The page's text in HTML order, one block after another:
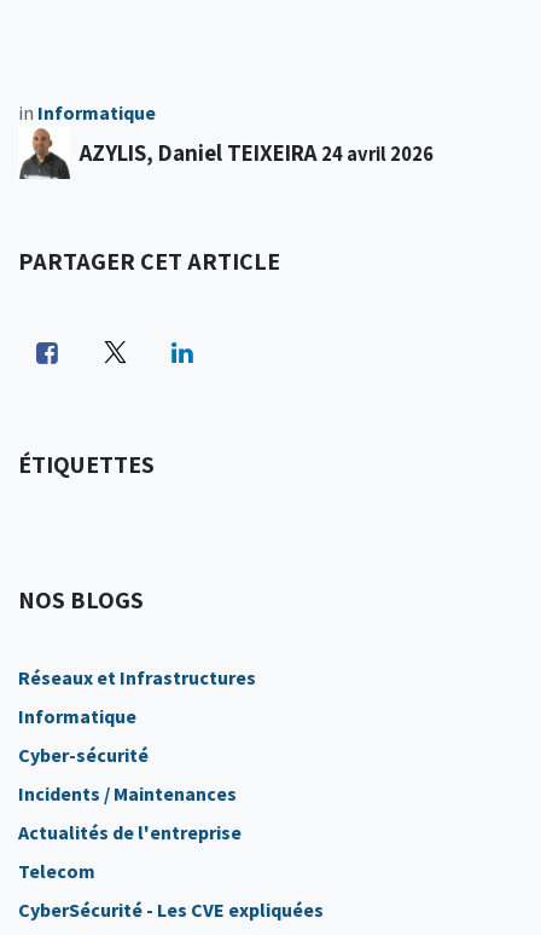
in Informatique
AZYLIS, Daniel TEIXEIRA 24 avril 2026
PARTAGER CET ARTICLE
ÉTIQUETTES
NOS BLOGS
Réseaux et Infrastructures
Informatique
Cyber-sécurité
Incidents / Maintenances
Actualités de l'entreprise
Telecom
CyberSécurité - Les CVE expliquées